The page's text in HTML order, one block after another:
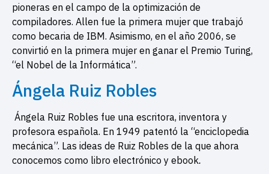
pioneras en el campo de la optimización de
compiladores. Allen fue la primera mujer que trabajó
como becaria de IBM. Asimismo, en el año 2006, se
convirtió en la primera mujer en ganar el Premio Turing,
“el Nobel de la Informática”.
Ángela Ruiz Robles
Ángela Ruiz Robles fue una escritora, inventora y
profesora española. En 1949 patentó la “enciclopedia
mecánica”. Las ideas de Ruiz Robles de la que ahora
conocemos como libro electrónico y ebook.